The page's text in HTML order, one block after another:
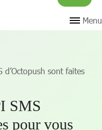
Menu
d’Octopush sont faites
SMS
pour vous